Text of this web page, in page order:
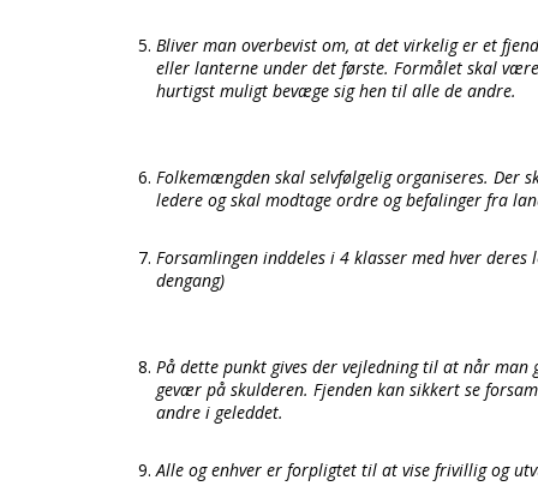
Bliver man overbevist om, at det virkelig er et
eller lanterne under det første. Formålet skal
hurtigst muligt bevæge sig hen til alle de andre.
Folkemængden skal selvfølgelig organiseres. Der
ledere og skal modtage ordre og befalinger fra
Forsamlingen inddeles i 4 klasser med hver
dengang)
På dette punkt gives der vejledning til at når
gevær på skulderen. Fjenden kan sikkert se
andre i geleddet.
Alle og enhver er forpligtet til at vise frivillig og